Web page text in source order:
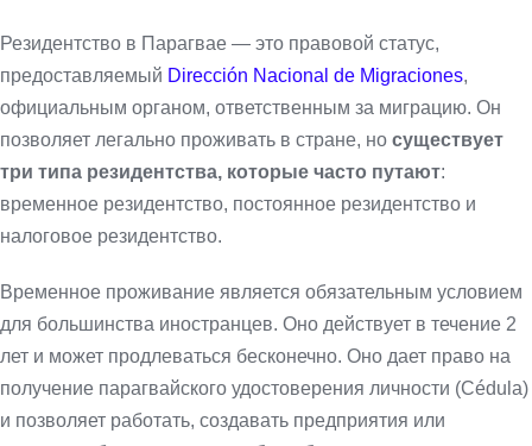
Резидентство в Парагвае — это правовой статус,
предоставляемый Dirección Nacional de Migraciones,
официальным органом, ответственным за миграцию. Он
позволяет легально проживать в стране, но существует
три типа резидентства, которые часто путают:
временное резидентство, постоянное резидентство и
налоговое резидентство.
Временное проживание является обязательным условием
для большинства иностранцев. Оно действует в течение 2
лет и может продлеваться бесконечно. Оно дает право на
получение парагвайского удостоверения личности (Cédula)
и позволяет работать, создавать предприятия или